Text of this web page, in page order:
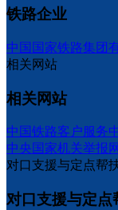
铁路企业
中国国家铁路集团
相关网站
相关网站
中国铁路客户服务
中央国家机关举报
对口支援与定点帮
对口支援与定点